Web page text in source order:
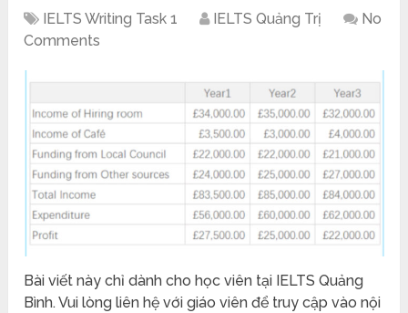
IELTS Writing Task 1 IELTS Quảng Trị
No
Comments
Bài viết này chỉ dành cho học viên tại IELTS Quảng
Bình. Vui lòng liên hệ với giáo viên để truy cập vào nội